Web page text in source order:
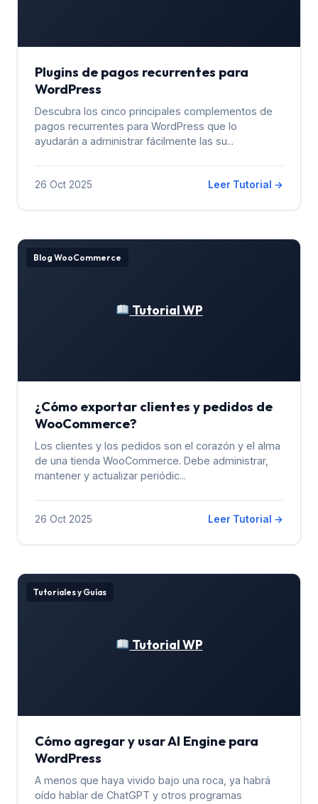
Plugins de pagos recurrentes para
WordPress
Descubra los cinco principales complementos de
pagos recurrentes para WordPress que lo
ayudarán a administrar fácilmente las su...
26 Oct 2025 Leer Tutorial →
Tutorial WP
Blog WooCommerce
¿Cómo exportar clientes y pedidos de
WooCommerce?
Los clientes y los pedidos son el corazón y el alma
de una tienda WooCommerce. Debe administrar,
mantener y actualizar periódic...
26 Oct 2025 Leer Tutorial →
Tutorial WP
Tutoriales y Guías
Cómo agregar y usar AI Engine para
WordPress
A menos que haya vivido bajo una roca, ya habrá
oído hablar de ChatGPT y otros programas